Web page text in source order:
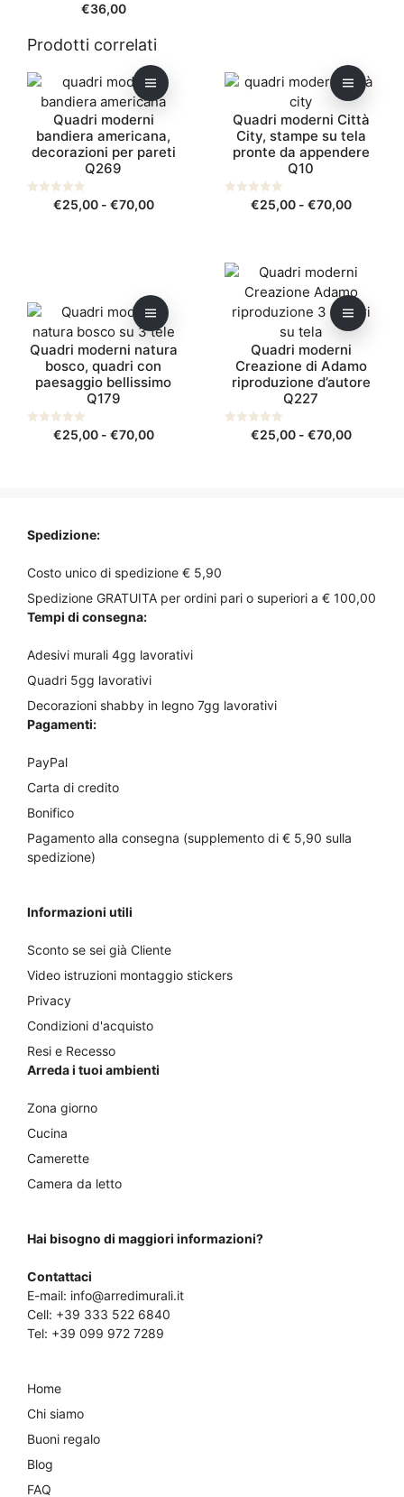
5
€36,00
Prodotti correlati
Quadri moderni
bandiera americana,
decorazioni per pareti
Q269
€25,00 - €70,00Fascia
a
€70,00
Questo
prodotto
più
varianti.
Le
opzioni
pagina
del
prodotto
Quadri moderni Città
City, stampe su tela
pronte da appendere
Q10
€25,00 - €70,00Fascia
€25,00
a
€70,00
Questo
ha
più
varianti.
Le
opzioni
scelte
nella
pagina
del
Quadri moderni natura
bosco, quadri con
paesaggio bellissimo
Q179
€25,00 - €70,00Fascia
ha
più
varianti.
opzioni
possono
essere
prodotto
Quadri moderni
Creazione di Adamo
riproduzione d’autore
Q227
€25,00 - €70,00Fascia
Questo
prodotto
ha
varianti.
Le
opzioni
possono
essere
Spedizione:
Costo unico di spedizione € 5,90
Spedizione GRATUITA per ordini pari o superiori a € 100,00
Tempi di consegna:
Adesivi murali 4gg lavorativi
Quadri 5gg lavorativi
Decorazioni shabby in legno 7gg lavorativi
Pagamenti:
PayPal
Carta di credito
Bonifico
Pagamento alla consegna (supplemento di € 5,90 sulla
spedizione)
Informazioni utili
Sconto se sei già Cliente
Video istruzioni montaggio stickers
Privacy
Condizioni d'acquisto
Resi e Recesso
Arreda i tuoi ambienti
Zona giorno
Cucina
Camerette
Camera da letto
Hai bisogno di maggiori informazioni?
Contattaci
E-mail: info@arredimurali.it
Cell: +39 333 522 6840
Tel: +39 099 972 7289
Home
Chi siamo
Buoni regalo
Blog
FAQ